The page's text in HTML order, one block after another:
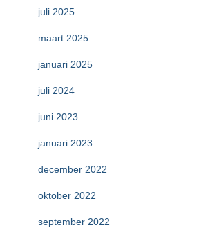
juli 2025
maart 2025
januari 2025
juli 2024
juni 2023
januari 2023
december 2022
oktober 2022
september 2022